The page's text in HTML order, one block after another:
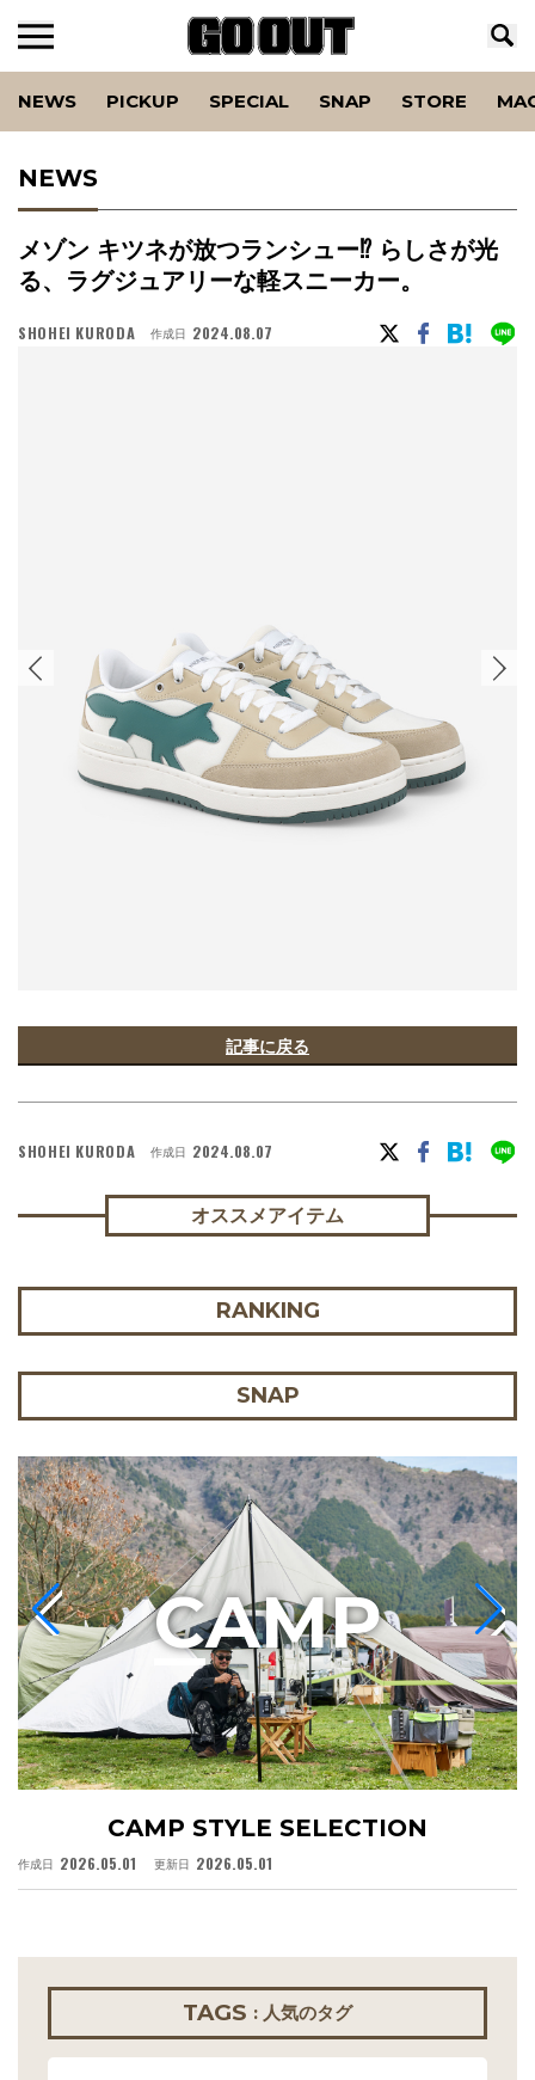
NEWS PICKUP SPECIAL SNAP STORE
NEWS
メゾン キツネが放つランシュー⁉︎ らしさが光
る、ラグジュアリーな軽スニーカー。
SHOHEI KURODA 作成日 2024.08.07
記事に戻る
SHOHEI KURODA 作成日 2024.08.07
オススメアイテム
RANKING
SNAP
CAMP STYLE SELECTION
作成日 2026.05.01 更新日 2026.05.01
CAMP
TAGS : 人気のタグ